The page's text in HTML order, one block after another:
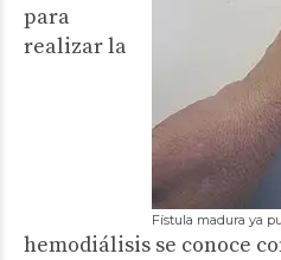
Fístula madura ya
para
realizar la
hemodiálisis se conoce